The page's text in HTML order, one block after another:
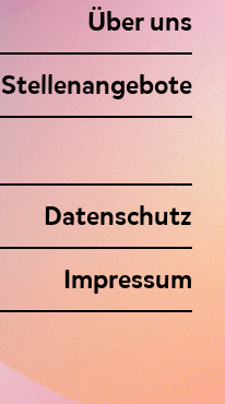
Über uns
Stellenangebote
Datenschutz
Impressum